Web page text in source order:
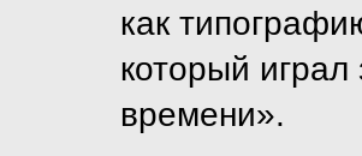
как
который играл
времени».